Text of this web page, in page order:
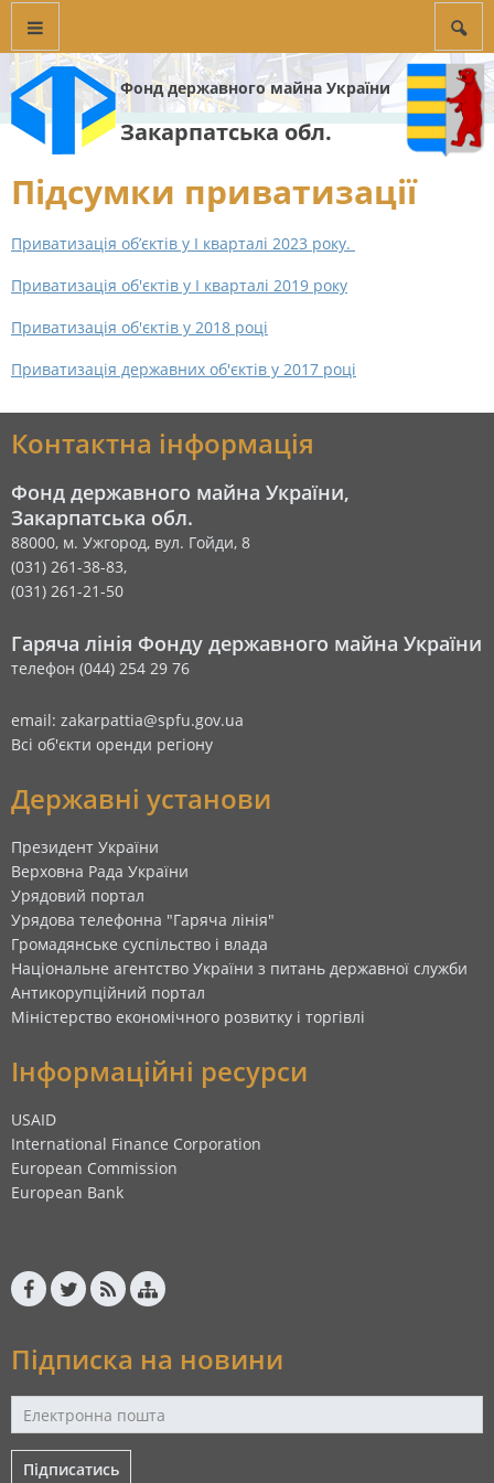
Фонд державного майна України
Закарпатська обл.
Підсумки приватизації
Приватизація об’єктів у І кварталі 2023 року.
Приватизація об'єктів у І кварталі 2019 року
Приватизація об'єктів у 2018 році
Приватизація державних об'єктів у 2017 році
Контактна інформація
Фонд державного майна України,
Закарпатська обл.
88000, м. Ужгород, вул. Гойди, 8
(031) 261-38-83,
(031) 261-21-50
Гаряча лінія Фонду державного майна України
телефон (044) 254 29 76
email: zakarpattia@spfu.gov.ua
Всі об'єкти оренди регіону
Державні установи
Президент України
Верховна Рада України
Урядовий портал
Урядова телефонна "Гаряча лінія"
Громадянське суспільство і влада
Національне агентство України з питань державної служби
Антикорупційний портал
Міністерство економічного розвитку і торгівлі
Інформаційні ресурси
USAID
International Finance Corporation
European Commission
European Bank
Підписка на новини
Підписатись